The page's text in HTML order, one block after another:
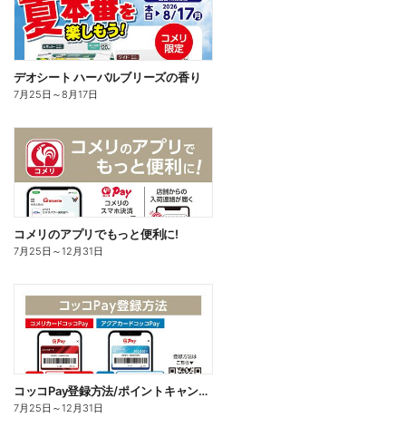
デオシート ハーバルブリーズの香り
7月25日 ～8月17日
コメリのアプリでもっと便利に!
7月25日 ～12月31日
コッコPay登録方法/ポイントキャンペーン応募方法
7月25日 ～12月31日